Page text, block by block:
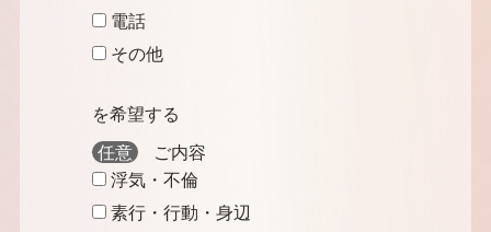
電話
その他
を希望する
任意
ご内容
浮気・不倫
素行・行動・身辺